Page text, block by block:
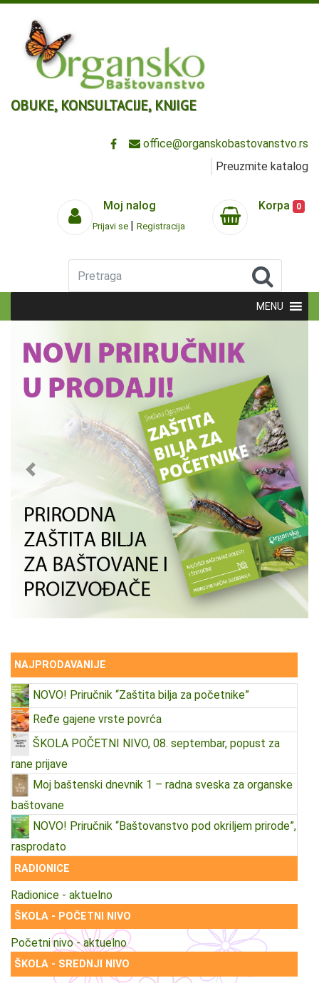
OBUKE, KONSULTACIJE, KNJIGE
office@organskobastovanstvo.rs
Preuzmite katalog
Moj nalog
Prijavi se | Registracija
Korpa 0
Pretraga
MENU
Previous Next
NAJPRODAVANIJE
NOVO! Priručnik “Zaštita bilja za početnike”
Ređe gajene vrste povrća
ŠKOLA POČETNI NIVO, 08. septembar, popust za
rane prijave
Moj baštenski dnevnik 1 – radna sveska za organske
baštovane
NOVO! Priručnik “Baštovanstvo pod okriljem prirode”,
rasprodato
RADIONICE
Radionice - aktuelno
ŠKOLA - POČETNI NIVO
Početni nivo - aktuelno
ŠKOLA - SREDNJI NIVO